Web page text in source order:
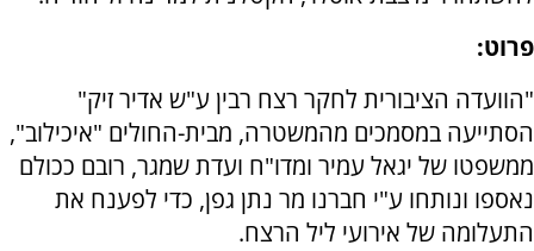
פרוט:
"הוועדה הציבורית לחקר רצח רבין ע"ש אדיר זיק"
הסתייעה במסמכים מהמשטרה, מבית-החולים "איכילוב",
ממשפטו של יגאל עמיר ומדו"ח ועדת שמגר, רובם ככולם
נאספו ונותחו ע"י חברנו מר נתן גפן, כדי לפענח את
התעלומה של אירועי ליל הרצח.